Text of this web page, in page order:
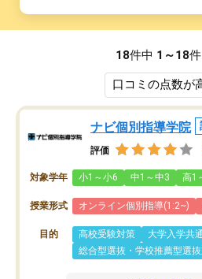
18件中 1～18
ナビ個別指導学院
評価
対象学年 小1～小6 中1～中3 高1
授業形式 オンライン個別指導(1:2~)
目的 高校受験対策
大学入学共
総合型選抜・学校推薦型選